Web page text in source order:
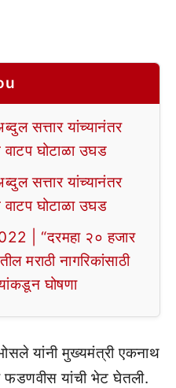
सत्तार यांच्यानंतर
घोटाळा उघड
सत्तार यांच्यानंतर
घोटाळा उघड
| “दरमहा २० हजार
मराठी नागरिकांसाठी
घोषणा
यांनी मुख्यमंत्री एकनाथ
यांची भेट घेतली.